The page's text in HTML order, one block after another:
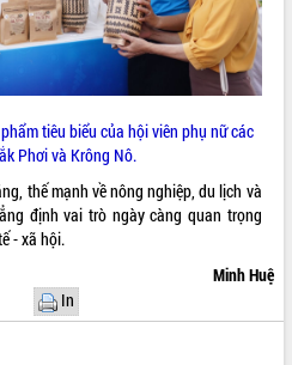
tiêu biểu của hội viên phụ nữ các
Phơi và Krông Nô.
thế mạnh về nông nghiệp, du lịch và
định vai trò ngày càng quan trọng
- xã hội.
Minh Huệ
In